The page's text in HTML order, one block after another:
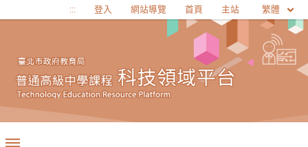
移至網頁之主要內容區位置
::: 登入 網站導覽 首頁 主站 繁體